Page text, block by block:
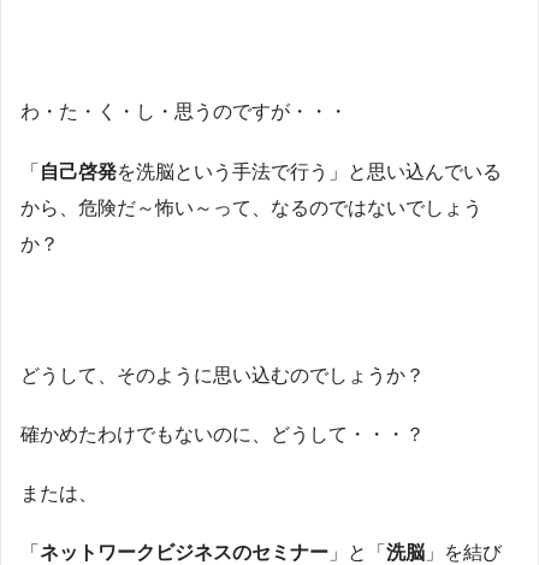
わ・た・く・し・思うのですが・・・
「 自己啓発を洗脳という手法で行う」と思い込んでいる
から、危険だ～怖い～って、なるのではないでしょう
か？
どうして、そのように思い込むのでしょうか？
確かめたわけでもないのに、どうして・・・？
または、
「 ネットワークビジネスのセミナー 」と「 洗脳 」を結び